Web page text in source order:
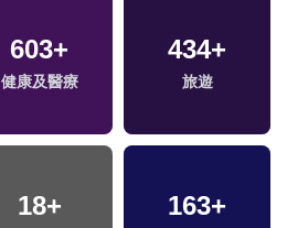
603+
健康及醫療
434+
旅遊
18+ 163+